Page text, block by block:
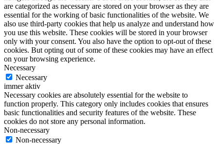
are categorized as necessary are stored on your browser as they are
essential for the working of basic functionalities of the website. We
also use third-party cookies that help us analyze and understand how
you use this website. These cookies will be stored in your browser
only with your consent. You also have the option to opt-out of these
cookies. But opting out of some of these cookies may have an effect
on your browsing experience.
Necessary
Necessary
immer aktiv
Necessary cookies are absolutely essential for the website to
function properly. This category only includes cookies that ensures
basic functionalities and security features of the website. These
cookies do not store any personal information.
Non-necessary
Non-necessary